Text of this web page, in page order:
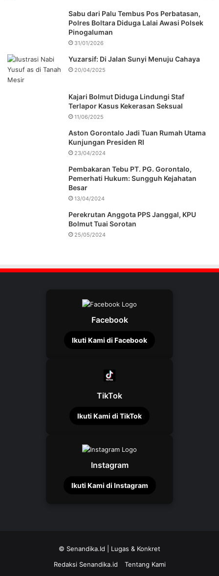
Sabu dari Palu Tembus Pos Perbatasan,
Polres Boltara Diduga Lalai Awasi Polsek
Pinogaluman
31/01/2026
Yuzarsif: Di Jalan Sunyi Menuju Cahaya
20/04/2025
Kajari Bolmut Diduga Lindungi Staf
Terlapor Kasus Kekerasan Seksual
11/06/2025
Aston Gorontalo Jadi Tuan Rumah Utama
Kunjungan Presiden RI
23/04/2024
Pembakaran Tebu PT. PG. Gorontalo,
Pemerhati Hukum: Sungguh Kejahatan
Besar
13/04/2024
Perekrutan Anggota PPS Janggal, KPU
Bolmut Tuai Sorotan
25/05/2024
Facebook
Ikuti Kami di Facebook
TikTok
Ikuti Kami di TikTok
Instagram
Ikuti Kami di Instagram
© Senandika.Id | Lugas & Konkret
Redaksi Senandika.id
Tentang Kami